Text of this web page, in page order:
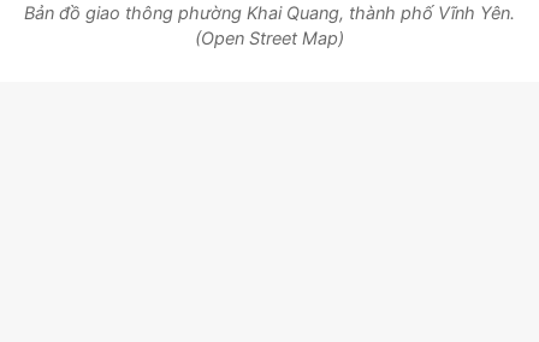
Bản đồ giao thông phường Khai Quang, thành phố Vĩnh Yên.
(Open Street Map)